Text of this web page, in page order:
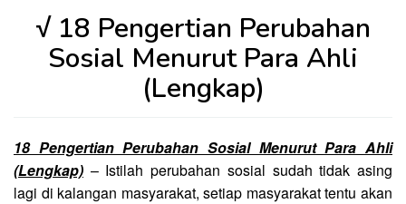
√ 18 Pengertian Perubahan
Sosial Menurut Para Ahli
(Lengkap)
18 Pengertian Perubahan Sosial Menurut Para Ahli
(Lengkap) – Istilah perubahan sosial sudah tidak asing
lagi di kalangan masyarakat, setiap masyarakat tentu akan